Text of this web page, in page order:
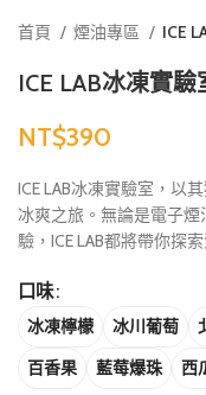
首頁 煙油專區 ICE
ICE LAB冰凍實
NT$
ICE LAB冰凍實驗室，以
冰爽之旅。無論是電子
驗，ICE LAB都將帶你探
口味
冰凍檸檬 冰川葡萄
百香果
藍莓爆珠 西